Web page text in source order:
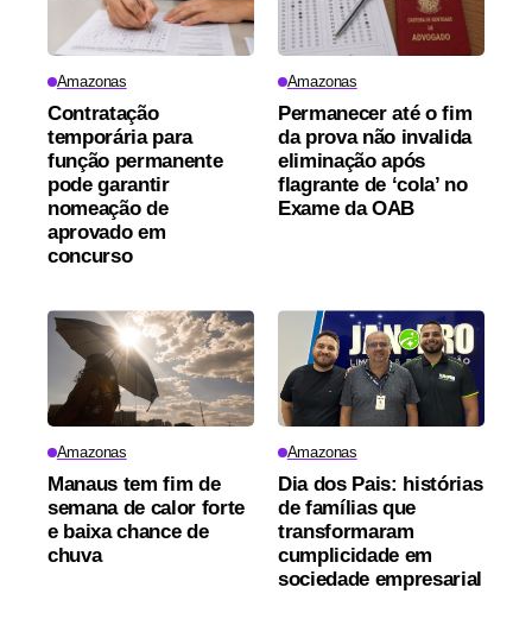
Amazonas
Contratação
temporária para
função permanente
pode garantir
nomeação de
aprovado em
concurso
Amazonas
Permanecer até o fim
da prova não invalida
eliminação após
flagrante de ‘cola’ no
Exame da OAB
Amazonas
Manaus tem fim de
semana de calor forte
e baixa chance de
chuva
Amazonas
Dia dos Pais: histórias
de famílias que
transformaram
cumplicidade em
sociedade empresarial